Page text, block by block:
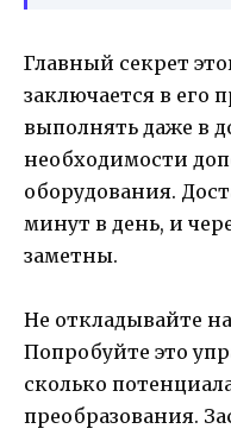
Главный секрет
заключается в его
выполнять даже в
необходимости
оборудования.
минут в день, и
заметны.
Не откладывайте
Попробуйте это
сколько
преобразования.